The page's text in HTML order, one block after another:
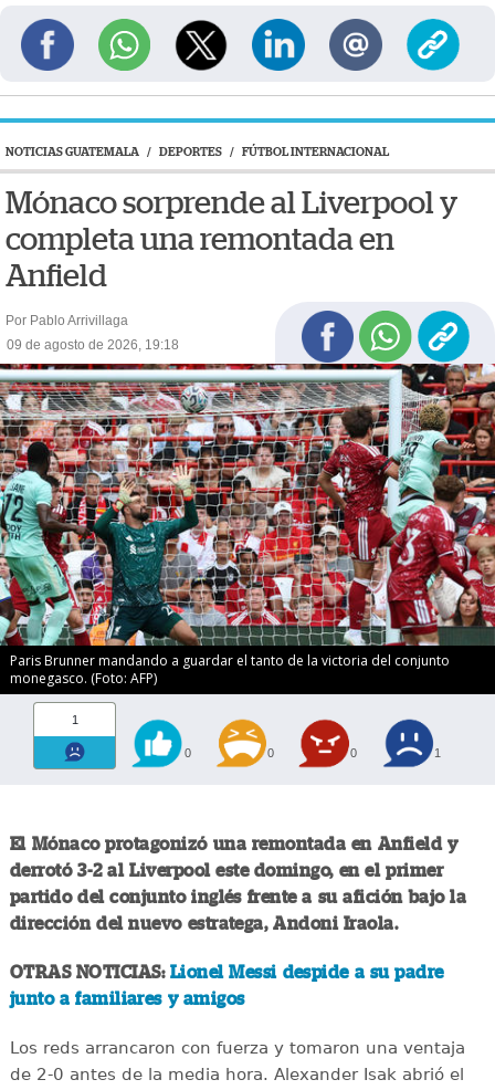
NOTICIAS GUATEMALA / DEPORTES / FÚTBOL INTERNACIONAL
Mónaco sorprende al Liverpool y
completa una remontada en
Anfield
Por Pablo Arrivillaga
09 de agosto de 2026, 19:18
Paris Brunner mandando a guardar el tanto de la victoria del conjunto
monegasco. (Foto: AFP)
1
0 0 0 1
El Mónaco protagonizó una remontada en Anfield y
derrotó 3-2 al Liverpool este domingo, en el primer
partido del conjunto inglés frente a su afición bajo la
dirección del nuevo estratega, Andoni Iraola.
OTRAS NOTICIAS: Lionel Messi despide a su padre
junto a familiares y amigos
Los reds arrancaron con fuerza y tomaron una ventaja
de 2-0 antes de la media hora. Alexander Isak abrió el